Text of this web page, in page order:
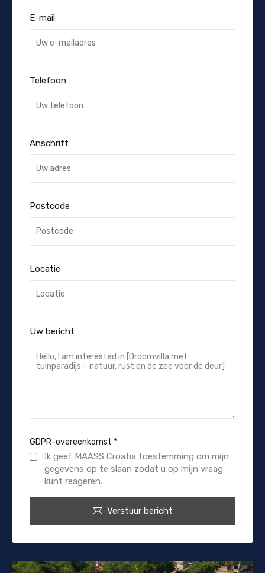
E-mail
Telefoon
Anschrift
Postcode
Locatie
Uw bericht
GDPR-overeenkomst *
Ik geef MAASS Croatia toestemming om mijn
gegevens op te slaan zodat u op mijn vraag
kunt reageren.
Verstuur bericht